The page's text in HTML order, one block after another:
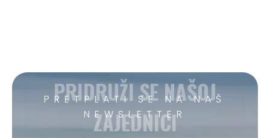
PRETPLATI SE NA NAŠ
NEWSLETTER
PRIDRUŽI SE NAŠOJ
ZAJEDNICI